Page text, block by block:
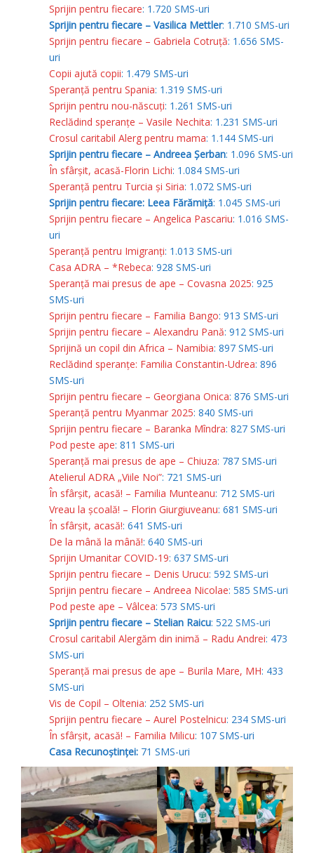
Sprijin pentru fiecare: 1.720 SMS-uri
Sprijin pentru fiecare – Vasilica Mettler: 1.710 SMS-uri
Sprijin pentru fiecare – Gabriela Cotruță: 1.656 SMS-
uri
Copii ajută copii: 1.479 SMS-uri
Speranță pentru Spania: 1.319 SMS-uri
Sprijin pentru nou-născuți: 1.261 SMS-uri
Reclădind speranțe – Vasile Nechita: 1.231 SMS-uri
Crosul caritabil Alerg pentru mama: 1.144 SMS-uri
Sprijin pentru fiecare – Andreea Șerban: 1.096 SMS-uri
În sfârșit, acasă-Florin Lichi: 1.084 SMS-uri
Speranță pentru Turcia și Siria: 1.072 SMS-uri
Sprijin pentru fiecare: Leea Fărămiță: 1.045 SMS-uri
Sprijin pentru fiecare – Angelica Pascariu: 1.016 SMS-
uri
Speranță pentru Imigranți: 1.013 SMS-uri
Casa ADRA – *Rebeca: 928 SMS-uri
Speranță mai presus de ape – Covasna 2025: 925
SMS-uri
Sprijin pentru fiecare – Familia Bango: 913 SMS-uri
Sprijin pentru fiecare – Alexandru Pană: 912 SMS-uri
Sprijină un copil din Africa – Namibia: 897 SMS-uri
Reclădind speranțe: Familia Constantin-Udrea: 896
SMS-uri
Sprijin pentru fiecare – Georgiana Onica: 876 SMS-uri
Speranță pentru Myanmar 2025: 840 SMS-uri
Sprijin pentru fiecare – Baranka Mîndra: 827 SMS-uri
Pod peste ape: 811 SMS-uri
Speranță mai presus de ape – Chiuza: 787 SMS-uri
Atelierul ADRA „Viile Noi”: 721 SMS-uri
În sfârșit, acasă! – Familia Munteanu: 712 SMS-uri
Vreau la școală! – Florin Giurgiuveanu: 681 SMS-uri
În sfârșit, acasă!: 641 SMS-uri
De la mână la mână!: 640 SMS-uri
Sprijin Umanitar COVID-19: 637 SMS-uri
Sprijin pentru fiecare – Denis Urucu: 592 SMS-uri
Sprijin pentru fiecare – Andreea Nicolae: 585 SMS-uri
Pod peste ape – Vâlcea: 573 SMS-uri
Sprijin pentru fiecare – Stelian Raicu: 522 SMS-uri
Crosul caritabil Alergăm din inimă – Radu Andrei: 473
SMS-uri
Speranță mai presus de ape – Burila Mare, MH: 433
SMS-uri
Vis de Copil – Oltenia: 252 SMS-uri
Sprijin pentru fiecare – Aurel Postelnicu: 234 SMS-uri
În sfârșit, acasă! – Familia Milicu: 107 SMS-uri
Casa Recunoștinței: 71 SMS-uri